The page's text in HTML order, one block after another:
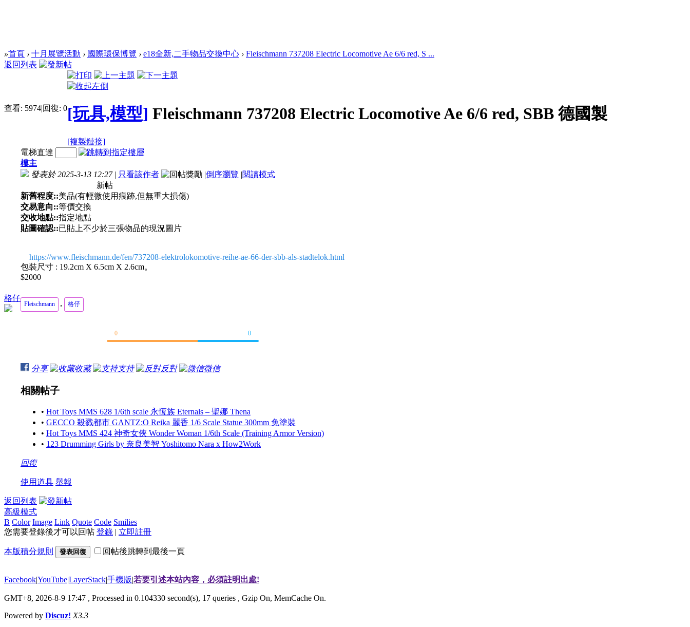
»首頁 › 十月展覽活動 › 國際環保博覽 › e18全新,二手物品交換中心 › Fleischmann 737208 Electric Locomotive Ae 6/6 red, S ...
返回列表
查看: 5974|回復: 0[玩具,模型] Fleischmann 737208 Electric Locomotive Ae 6/6 red, SBB 德國製
[複製鏈接]
格仔
電梯直達
樓主
發表於 2025-3-13 12:27 | 只看該作者 |倒序瀏覽 |閱讀模式
新帖
新舊程度::美品(有輕微使用痕跡,但無重大損傷)
交易意向::等價交換
交收地點::指定地點
貼圖確認::已貼上不少於三張物品的現況圖片
https://www.fleischmann.de/fen/737208-elektrolokomotive-reihe-ae-66-der-sbb-als-stadtelok.html
包裝尺寸 : 19.2cm X 6.5cm X 2.6cm。
$2000
Fleischmann , 格仔
0
0
分享 收藏 支持 反對 微信
相關帖子
• Hot Toys MMS 628 1/6th scale 永恆族 Eternals – 聖娜 Thena
• GECCO 殺戮都市 GANTZ:O Reika 麗香 1/6 Scale Statue 300mm 免塗裝
• Hot Toys MMS 424 神奇女俠 Wonder Woman 1/6th Scale (Training Armor Version)
• 123 Drumming Girls by 奈良美智 Yoshitomo Nara x How2Work
回復
使用道具 舉報
返回列表
高級模式
B Color Image Link Quote Code Smilies
您需要登錄後才可以回帖 登錄 | 立即註冊
本版積分規則 發表回復 回帖後跳轉到最後一頁
Facebook|YouTube|LayerStack|手機版|若要引述本站內容，必須註明出處!
GMT+8, 2026-8-9 17:47 , Processed in 0.104330 second(s), 17 queries , Gzip On, MemCache On.
Powered by Discuz! X3.3